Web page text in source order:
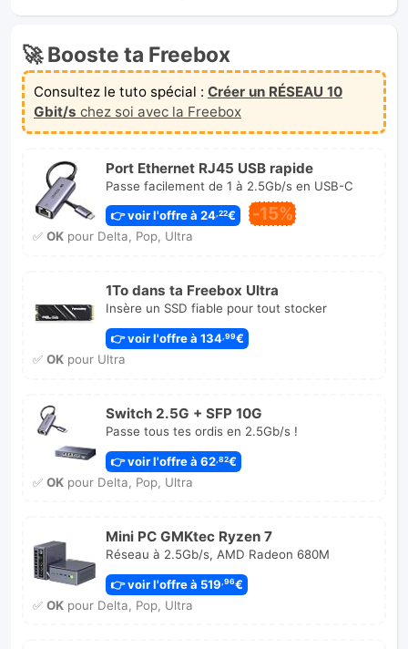
🚀 Booste ta Freebox
Consultez le tuto spécial : Créer un RÉSEAU 10
Gbit/s chez soi avec la Freebox
Port Ethernet RJ45 USB rapide
Passe facilement de 1 à 2.5Gb/s en USB-C
👉 voir l'offre à 24 ,22€ -15%
✅ OKpour Delta, Pop, Ultra
1To dans ta Freebox Ultra
Insère un SSD fiable pour tout stocker
👉 voir l'offre à 134 ,99€
✅ OKpour Ultra
Switch 2.5G + SFP 10G
Passe tous tes ordis en 2.5Gb/s !
👉 voir l'offre à 62,82€
✅ OKpour Delta, Pop, Ultra
Mini PC GMKtec Ryzen 7
Réseau à 2.5Gb/s, AMD Radeon 680M
👉 voir l'offre à 519 ,96€
✅ OKpour Delta, Pop, Ultra